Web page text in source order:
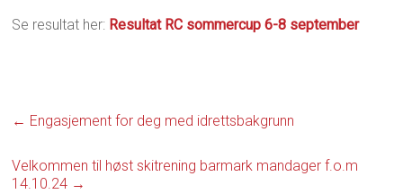
Se resultat her: Resultat RC sommercup 6-8 september
← Engasjement for deg med idrettsbakgrunn
Velkommen til høst skitrening barmark mandager f.o.m
14.10.24 →